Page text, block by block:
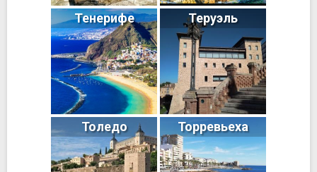
Тенерифе Теруэль
Толедо Торревьеха